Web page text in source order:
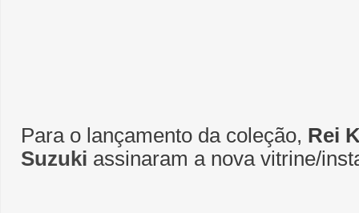
Para o lançamento da coleção, Rei
Suzuki assinaram a nova vitrine/